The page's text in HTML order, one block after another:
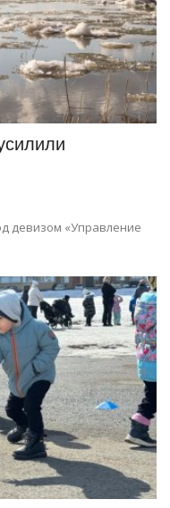
девизом «Управление